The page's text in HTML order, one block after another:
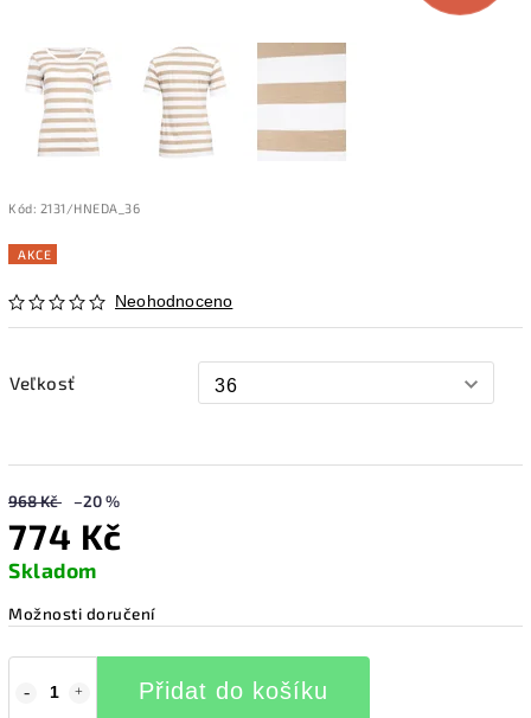
Kód: 2131/HNEDA_36
AKCE
Neohodnoceno
Veľkosť
968 Kč –20 %
774 Kč
Skladom
Možnosti doručení
Přidat do košíku